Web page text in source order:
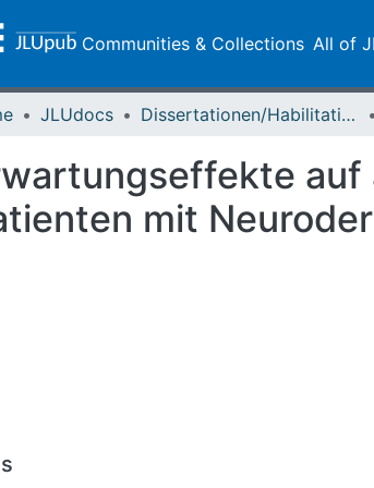
Communities & Collections All of
JLUdocs Dissertationen/Habilitationen
auf
mit